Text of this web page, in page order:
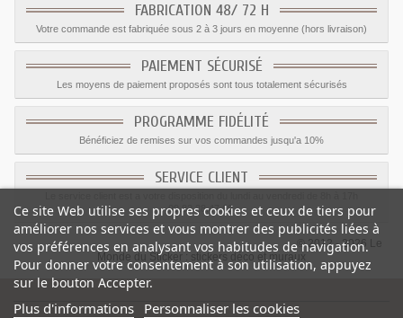
FABRICATION 48/ 72 H
Votre commande est fabriquée sous 2 à 3 jours en moyenne (hors livraison)
PAIEMENT SÉCURISÉ
Les moyens de paiement proposés sont tous totalement sécurisés
PROGRAMME FIDÉLITÉ
Bénéficiez de remises sur vos commandes jusqu'a 10%
SERVICE CLIENT
09.82.28.47.69.
© 2012 - 2026 Le
Monde du Sticker :
stickers déco et muraux
Ce site Web utilise ses propres cookies et ceux de tiers pour
améliorer nos services et vous montrer des publicités liées à
vos préférences en analysant vos habitudes de navigation.
Pour donner votre consentement à son utilisation, appuyez
sur le bouton Accepter.
Plus d'informations Personnaliser les cookies